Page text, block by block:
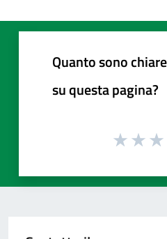
Quanto sono
su questa pagina?